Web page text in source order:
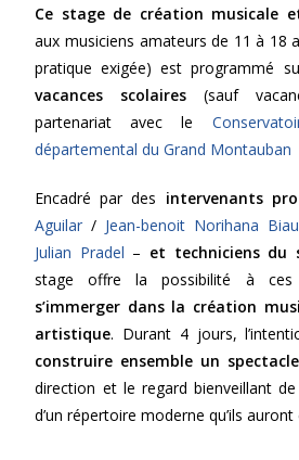
Ce stage de création musicale
aux musiciens amateurs de 11 à 18
pratique exigée)est programmé
vacances scolaires(sauf
partenariat avec le
départemental du Grand Montauban
Encadré par des intervenants
Aguilar / Jean-benoit Norihana Biau
Julian Pradel – et techniciens du
stage offre la possibilité à ces
s’immerger dans la création
artistique. Durant 4 jours,
construire ensemble un
direction et le regard bienveillant
d’un répertoire moderne qu’ils